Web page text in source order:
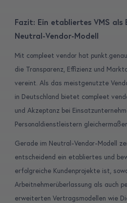
Fazit: Ein etabliertes VMS
Neutral-Vendor-Modell
Mit compleet vendor hat
die Transparenz, Effizienz und
vereint. Als das meistgenutzte
in Deutschland bietet compleet
und Akzeptanz bei
Personaldienstleistern
Gerade im Neutral-Vendor-Modell
entscheidend ein etabliertes und
erfolgreiche Kundenprojekte ist,
Arbeitnehmerüberlassung als auch
erweiterten Vertragsmodellen wie